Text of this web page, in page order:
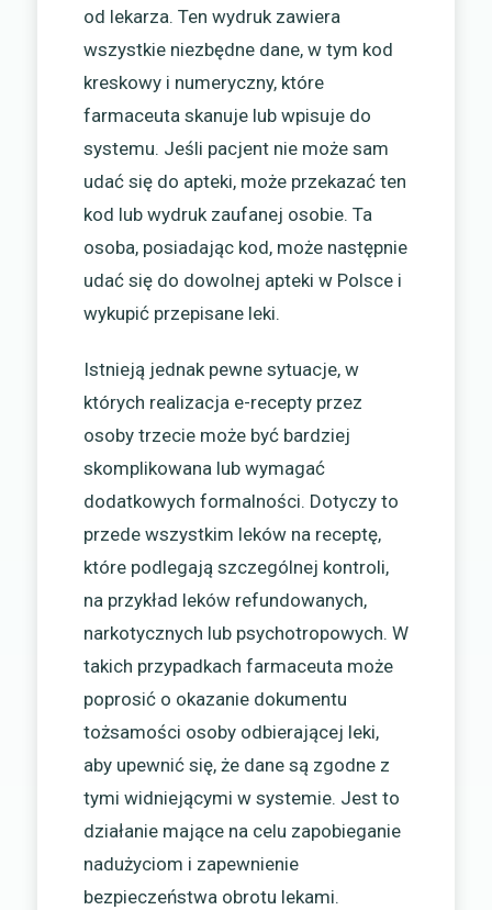
od lekarza. Ten wydruk zawiera
wszystkie niezbędne dane, w tym kod
kreskowy i numeryczny, które
farmaceuta skanuje lub wpisuje do
systemu. Jeśli pacjent nie może sam
udać się do apteki, może przekazać ten
kod lub wydruk zaufanej osobie. Ta
osoba, posiadając kod, może następnie
udać się do dowolnej apteki w Polsce i
wykupić przepisane leki.
Istnieją jednak pewne sytuacje, w
których realizacja e-recepty przez
osoby trzecie może być bardziej
skomplikowana lub wymagać
dodatkowych formalności. Dotyczy to
przede wszystkim leków na receptę,
które podlegają szczególnej kontroli,
na przykład leków refundowanych,
narkotycznych lub psychotropowych. W
takich przypadkach farmaceuta może
poprosić o okazanie dokumentu
tożsamości osoby odbierającej leki,
aby upewnić się, że dane są zgodne z
tymi widniejącymi w systemie. Jest to
działanie mające na celu zapobieganie
nadużyciom i zapewnienie
bezpieczeństwa obrotu lekami.